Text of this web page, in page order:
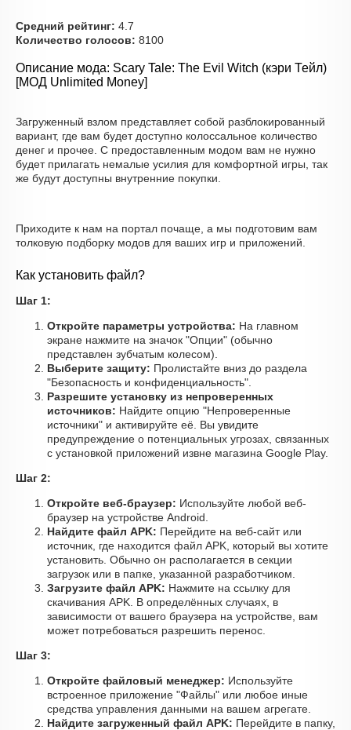
Средний рейтинг: 4.7
Количество голосов: 8100
Описание мода: Scary Tale: The Evil Witch (кэри Тейл)
[МОД Unlimited Money]
Загруженный взлом представляет собой разблокированный
вариант, где вам будет доступно колоссальное количество
денег и прочее. С предоставленным модом вам не нужно
будет прилагать немалые усилия для комфортной игры, так
же будут доступны внутренние покупки.
Приходите к нам на портал почаще, а мы подготовим вам
толковую подборку модов для ваших игр и приложений.
Как установить файл?
Шаг 1:
Откройте параметры устройства: На главном
экране нажмите на значок "Опции" (обычно
представлен зубчатым колесом).
Выберите защиту: Пролистайте вниз до раздела
"Безопасность и конфиденциальность".
Разрешите установку из непроверенных
источников: Найдите опцию "Непроверенные
источники" и активируйте её. Вы увидите
предупреждение о потенциальных угрозах, связанных
с установкой приложений извне магазина Google Play.
Шаг 2:
Откройте веб-браузер: Используйте любой веб-
браузер на устройстве Android.
Найдите файл APK: Перейдите на веб-сайт или
источник, где находится файл APK, который вы хотите
установить. Обычно он располагается в секции
загрузок или в папке, указанной разработчиком.
Загрузите файл APK: Нажмите на ссылку для
скачивания APK. В определённых случаях, в
зависимости от вашего браузера на устройстве, вам
может потребоваться разрешить перенос.
Шаг 3:
Откройте файловый менеджер: Используйте
встроенное приложение "Файлы" или любое иные
средства управления данными на вашем агрегате.
Найдите загруженный файл APK: Перейдите в папку,